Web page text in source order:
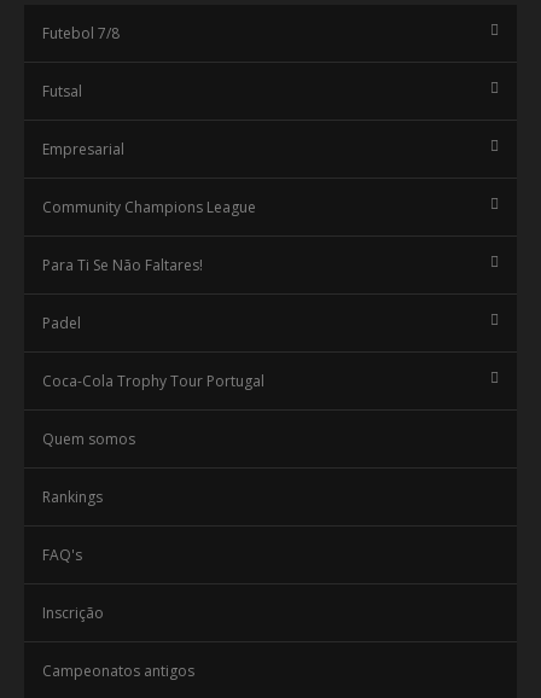
Futebol 7/8
Futsal
Empresarial
Community Champions League
Para Ti Se Não Faltares!
Padel
Coca-Cola Trophy Tour Portugal
Quem somos
Rankings
FAQ's
Inscrição
Campeonatos antigos